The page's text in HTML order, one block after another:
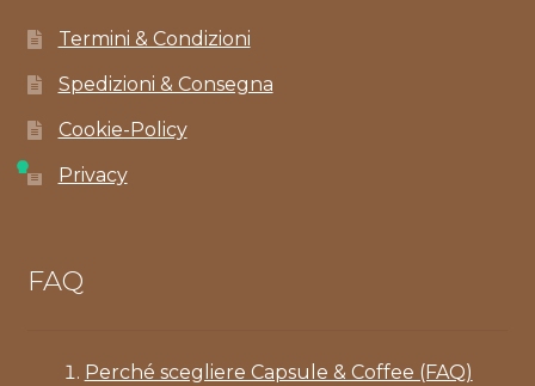
Termini & Condizioni
Spedizioni & Consegna
Cookie-Policy
Privacy
FAQ
Perché scegliere Capsule & Coffee (FAQ)